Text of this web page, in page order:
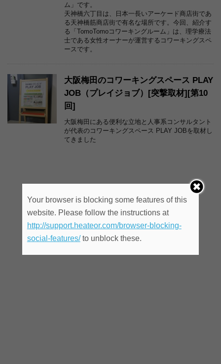
ム」です。
天神橋六丁目は、日本一長いアーケード商店街であ
る天神橋筋商店街で有名な場所です。今回、紹介す
る「TomoTomoコワーキングルーム」は、理学療法
士である女性オーナーが運営するコワーキングスペ
ースです。
大阪梅田のコワーキングスペース PLAY
JOB（プレイジョブ）[突撃取材][第10
回]
大阪梅田にある便利な立地と人事系コンサルタント
が代表のコワーキングスペース PLAY JOBを取材し
てきました
Your browser is blocking some features of this
website. Please follow the instructions at
http://support.heateor.com/browser-blocking-
social-features/to unblock these.